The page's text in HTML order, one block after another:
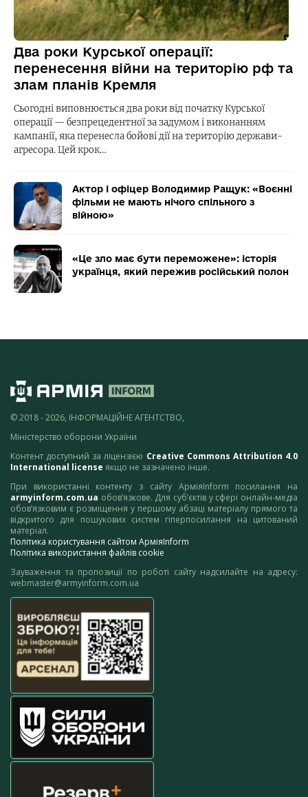
Два роки Курської операції:
перенесення війни на територію рф та
злам планів Кремля
Сьогодні виповнюється два роки від початку Курської
операції — безпрецедентної за задумом і виконанням
кампанії, яка перенесла бойові дії на територію держави-
агресора. Цей крок…
Актор і офіцер Володимир Ращук: «Воєнні
фільми не мають нічого спільного з
війною»
«Це зло має бути переможене»: історія
українця, який пережив російський полон
© 2018 - 2026, ІНФОРМАЦІЙНЕ АГЕНТСТВО,
Міністерство оборони України
Контент доступний за ліцензією Creative Commons Attribution 4.0
International license якщо не зазначено інше.
При використанні контенту з сайту АрміяInform посилання на
armyinform.com.ua обов’язкове. Для суб’єктів у сфері онлайн-медіа
обов’язковим є розміщення у першому абзаці матеріалу прямого та
відкритого для пошукових систем гіперпосилання на цитований
матеріал.
Політика користування сайтом АрміяInform
Політика використання файлів cookie
Зауваження та пропозиції по роботі сайту надсилайте на адресу:
webmaster@armyinform.com.ua